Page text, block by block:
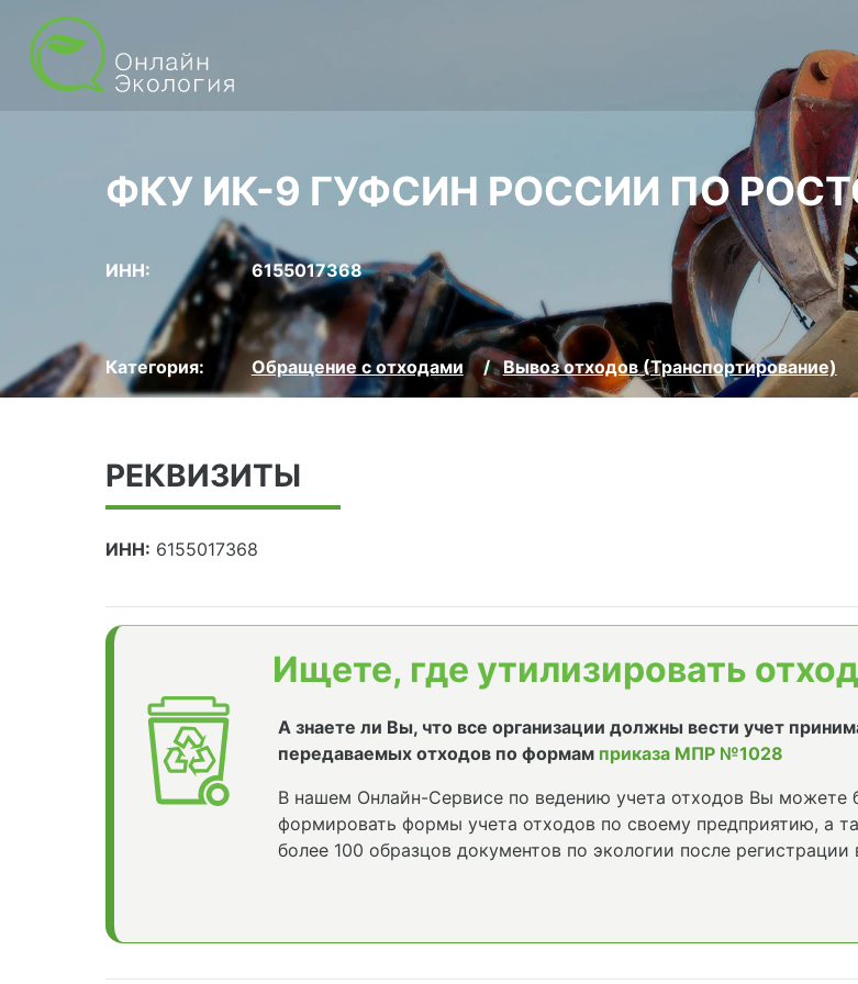
ФКУ ИК-9 ГУФСИН РОССИИ ПО
ИНН: 6155017368
Категория: Обращение с отходами Вывоз отходов (Транспортирование)
РЕКВИЗИТЫ
ИНН: 6155017368
Ищете, где утилизировать
А знаете ли Вы, что все организации должны вести учет
передаваемых отходов по формам приказа МПР №1028
В нашем Онлайн-Сервисе по ведению учета отходов Вы можете
формировать формы учета отходов по своему предприятию, а
более 100 образцов документов по экологии после регистрации